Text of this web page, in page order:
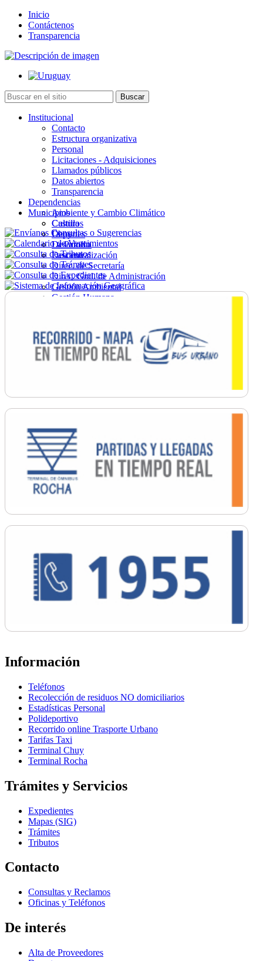
Inicio
Contáctenos
Transparencia
Institucional
Contacto
Estructura organizativa
Personal
Licitaciones - Adquisiciones
Llamados públicos
Datos abiertos
Transparencia
Dependencias
Ambiente y Cambio Climático
Cultura
Deportes
Desarrollo
Descentralización
Direc. de Secretaría
Direc. Gral. de Administración
Gestión Ambiental
Gestión Humana
Ordenamiento
Promoción Social
Salud
Secretaría General
Municipios
Castillos
Chuy
La Paloma
Lascano
Información
Teléfonos
Recolección de residuos NO domiciliarios
Estadísticas Personal
Polideportivo
Recorrido online Trasporte Urbano
Tarifas Taxi
Terminal Chuy
Terminal Rocha
Trámites y Servicios
Expedientes
Mapas (SIG)
Trámites
Tributos
Contacto
Consultas y Reclamos
Oficinas y Teléfonos
De interés
Alta de Proveedores